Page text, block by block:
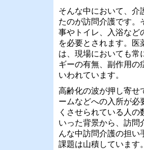
そんな中において、介
たのが訪問介護です。
事やトイレ、入浴など
を必要とされます。医
は、現場においても常
ギーの有無、副作用の
いわれています。
高齢化の波が押し寄せ
ームなどへの入所が必
くさせられている人
いった背景から、訪問
んな中訪問介護の担い
課題は山積しています